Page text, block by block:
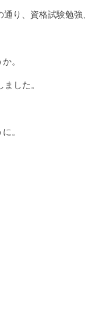
り、資格試験勉
。
した。
。